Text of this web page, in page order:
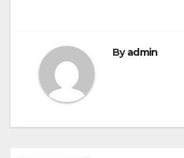
航
Byadmin